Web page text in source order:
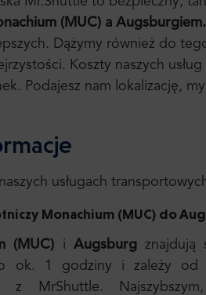
(MUC) a Augsburgiem.
Dążymy również do
Koszty naszych
Podajesz nam lokalizację,
usługach
Monachium (MUC) do
(MUC) i Augsburgznajdują
ok. 1 godziny i zależy od
z MrShuttle.